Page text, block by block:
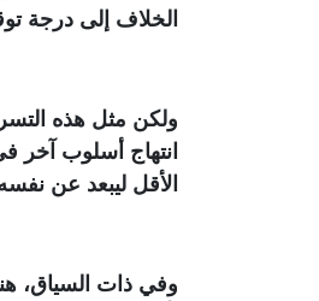
الخلاف إلى درجة
ولكن مثل هذه
انتهاج أسلوب آخر
الأقل ليبعد عن
وفي ذات السياق،